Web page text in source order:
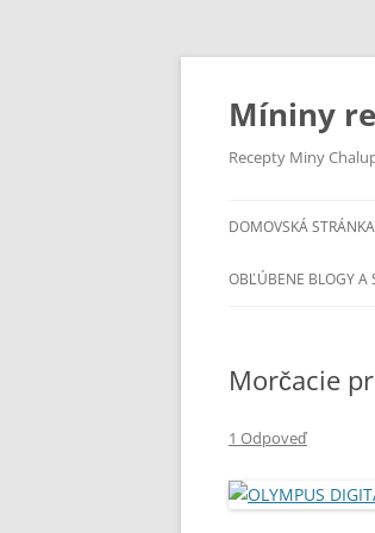
Preskočiť
obsah
Míniny
Recepty Miny
DOMOVSKÁ STRÁNKA
OBĽÚBENE BLOGY A
Morčacie
1 Odpoveď